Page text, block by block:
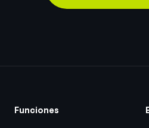
Funciones